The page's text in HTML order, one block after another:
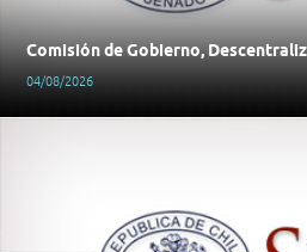
Comisión de Gobierno,
04/08/2026